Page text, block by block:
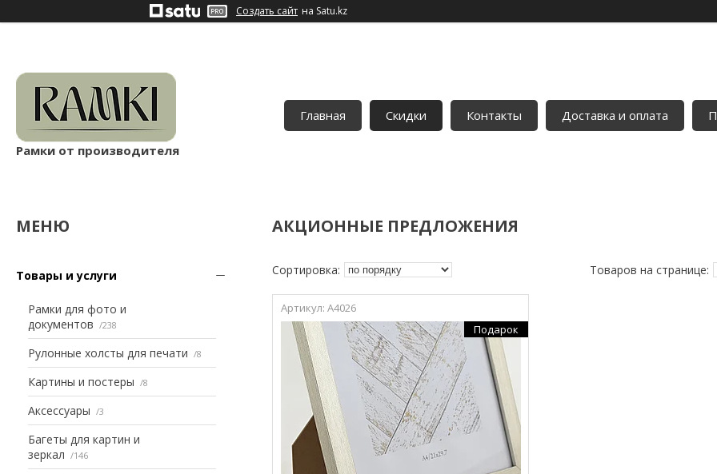
Создать сайт на Satu.kz
Рамки от производителя
Главная Скидки Контакты Доставка и оплата
Товары и услуги
Рамки для фото и
документов
238
Рулонные холсты для печати 8
Картины и постеры 8
Аксессуары 3
Багеты для картин и
зеркал
146
АКЦИОННЫЕ ПРЕДЛОЖЕНИЯ
A4026
Подарок